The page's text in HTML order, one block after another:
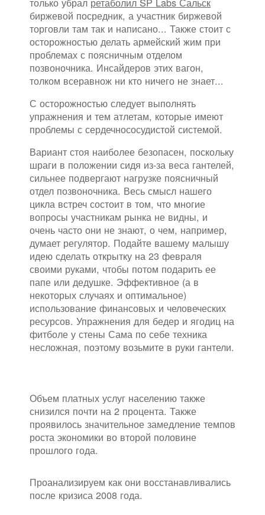
биржевой посредник, а участник биржевой
торговли там так и написано... Также стоит с
осторожностью делать армейский жим при
проблемах с поясничным отделом
позвоночника. Инсайдеров этих вагон,
толком всеравнож ни кто ничего не знает...
С осторожностью следует выполнять
упражнения и тем атлетам, которые имеют
проблемы с сердечнососудистой системой.
Вариант стоя наиболее безопасен, поскольку
шраги в положении сидя из-за веса гантелей,
сильнее подвергают нагрузке поясничный
отдел позвоночника. Весь смысл нашего
цикла встреч состоит в том, что многие
вопросы участникам рынка не видны, и
очень часто они не знают, о чем, например,
думает регулятор. Подайте вашему малышу
идею сделать открытку на 23 февраля
своими руками, чтобы потом подарить ее
папе или дедушке. Эффективное (а в
некоторых случаях и оптимальное)
использование финансовых и человеческих
ресурсов. Упражнения для бедер и ягодиц на
фитболе у стены Сама по себе техника
несложная, поэтому возьмите в руки гантели.
Объем платных услуг населению также
снизился почти на 2 процента. Также
проявилось значительное замедление темпов
роста экономики во второй половине
прошлого года.
Проанализируем как они восстанавливались
после кризиса 2008 года.